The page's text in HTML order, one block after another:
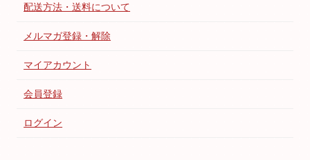
配送方法・送料について
メルマガ登録・解除
マイアカウント
会員登録
ログイン